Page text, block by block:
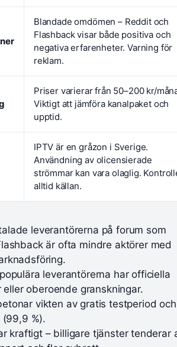
Blandade omdömen – Reddit och
Flashback visar både positiva och
negativa erfarenheter. Varning för
reklam.
Priser varierar från 50–200 kr/
Viktigt att jämföra kanalpaket och
upptid.
IPTV är en gråzon i Sverige.
Användning av olicensierade
strömmar kan vara olaglig.
alltid källan.
leverantörerna på forum som
är ofta mindre aktörer med
leverantörerna har officiella
oberoende granskningar.
vikten av gratis testperiod och
%).
kraftigt – billigare tjänster tenderar